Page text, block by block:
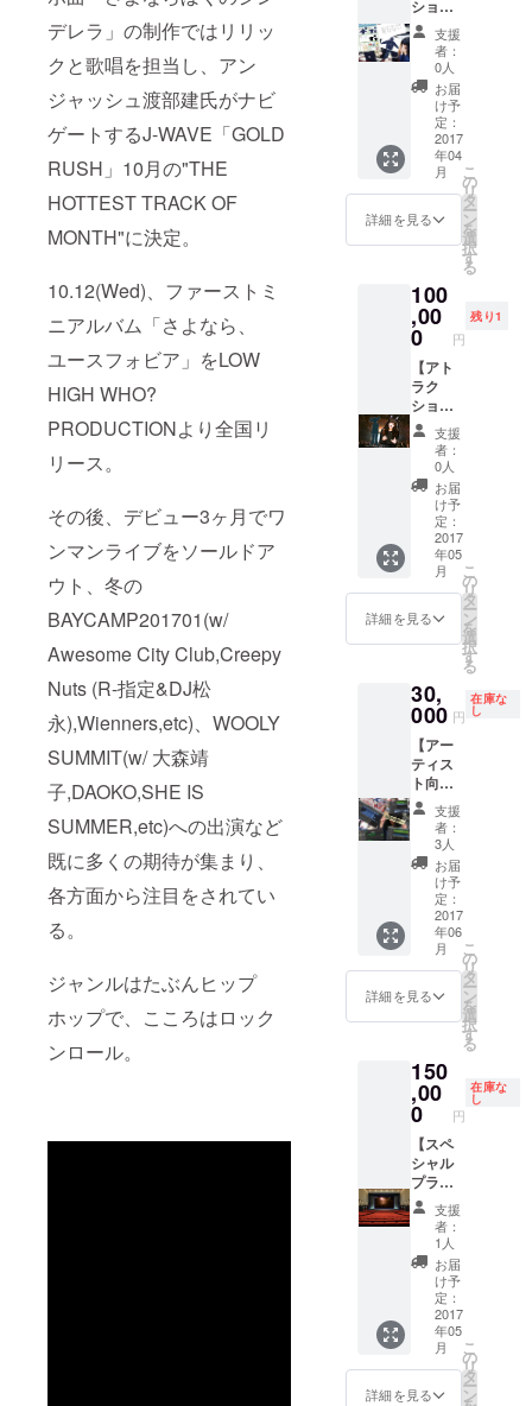
デレラ」の制作ではリリッ
クと歌唱を担当し、アン
ジャッシュ渡部建氏がナビ
ゲートするJ-WAVE「GOLD
RUSH」10月の"THE
HOTTEST TRACK OF
MONTH"に決定。
10.12(Wed)、ファーストミ
ニアルバム「さよなら、
ユースフォビア」をLOW
HIGH WHO?
PRODUCTIONより全国リ
リース。
その後、デビュー3ヶ月でワ
ンマンライブをソールドア
ウト、冬の
BAYCAMP201701(w/
Awesome City Club,Creepy
Nuts (R-指定&DJ松
永),Wienners,etc)、WOOLY
SUMMIT(w/ 大森靖
子,DAOKO,SHE IS
SUMMER,etc)への出演など
既に多くの期待が集まり、
各方面から注目をされてい
る。
ジャンルはたぶんヒップ
ホップで、こころはロック
ンロール。
ンデレ
ラMV収
録DVD
・撮影
で使用
した備
品をプ
レゼン
ト（選
べませ
ん。ガ
ラス破
りま
す） ・
ここで
しか見
れない‼︎
MV撮影
メイキ
ング映
像デー
タ ・あ
なただ
の“ロッ
クン
ロール
は死な
ないT
シャ
ツ“作り
ディカ
ラー/プ
リント
カラー/
サイズ
を自由
選択）
※通常は
白ボ
ディ/黒
プリン
ト、黒
ボディ/
白プリ
ントの
名ずつ
行いま
す。 ※
マネー
ジャー
同行と
なりま
ション
系⑤】
グッズ
発案会
議参加
権‼︎ あ
なたが
提案し
採用さ
れた案
で、実
際に
グッズ
を作成
♡ 春ね
むり、
スタッ
フ2〜3
名、支
援者様
で行い
ます。
複数支
援者様
がい
らっ
しゃる
場合は1
名ずつ
行いま
す。
支援
者：
0人
お届
け予
定：
2017
年04
月
詳細を見る
こ
の
リ
タ
ー
ン
を
選
択
す
る
100
,00
0 円
残り1
【アト
ラク
ション
系⑥】
春ねむ
りと一
緒に
ジャミ
ロクワ
イのラ
イブ鑑
賞‼︎ S席
をご用
意いた
します
♡ 場所
国際
フォー
ラム
HALL A
（東京
都千代
田区丸
の内3丁
目5番1
号） 日
程 : 5月
25日
（木）
OPEN
18:00/
START
19:00 ※
なりま
す
支援
者：
0人
お届
け予
定：
2017
年05
月
詳細を見る
こ
の
リ
タ
ー
ン
を
選
択
す
る
30,
000 円
在庫な
し
【アー
ティス
ト向
け】 ト
ラック
メー
カー春
ねむり
による
オリジ
ナルト
ラック
提供‼︎あ
なたの
歌を春
ねむり
ラック
にのせ
ません
か♡ も
ちろん
商用利
用可能
ですの
で、企
業のPR
用動画
などに
もどう
ぞ。 ※
納期は
相談に
なりま
す
支援
者：
3人
お届
け予
定：
2017
年06
月
詳細を見る
こ
の
リ
タ
ー
ン
を
選
択
す
る
150
,00
0 円
在庫な
し
【スペ
シャル
プラ
ン】 1
名さま
限定ス
ペシャ
ルプラ
ン‼︎ 春
ねむり
があな
たの為
だけ
に、映
支援
者：
1人
お届
け予
定：
2017
年05
月
詳細を見る
こ
の
リ
タ
ー
ン